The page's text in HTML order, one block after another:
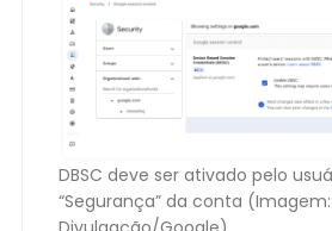
DBSC deve ser ativado pelo
“Segurança” da conta (Imagem: